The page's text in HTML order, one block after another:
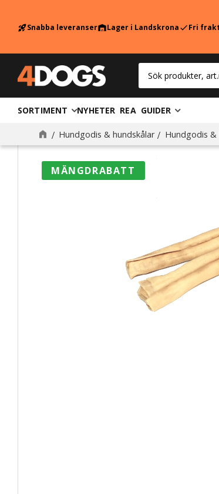
rocket_launchSnabba leveranserwarehouseLager i LandskronacheckFri
SORTIMENT NYHETER REA GUIDER
Hundgodis & hundskålar Hundgodis
MÄNGDRABATT